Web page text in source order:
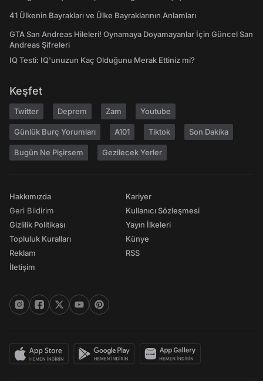
41 Ülkenin Bayrakları ve Ülke Bayraklarının Anlamları
GTA San Andreas Hileleri! Oynamaya Doyamayanlar İçin Güncel San
Andreas Şifreleri
IQ Testi: IQ'unuzun Kaç Olduğunu Merak Ettiniz mi?
Keşfet
Twitter Deprem Zam Youtube
Günlük Burç Yorumları A101 Tiktok Son Dakika
Bugün Ne Pişirsem Gezilecek Yerler
Hakkımızda
Geri Bildirim
Gizlilik Politikası
Topluluk Kuralları
Reklam
İletişim
Kariyer
Kullanıcı Sözleşmesi
Yayın İlkeleri
Künye
RSS